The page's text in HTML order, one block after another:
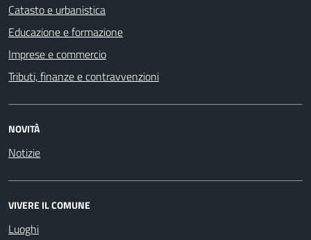
Catasto e urbanistica
Educazione e formazione
Imprese e commercio
Tributi, finanze e contravvenzioni
NOVITÀ
Notizie
VIVERE IL COMUNE
Luoghi